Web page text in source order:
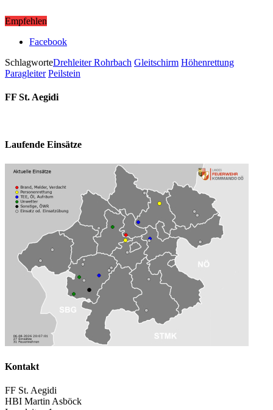
Empfehlen
Facebook
SchlagworteDrehleiter Rohrbach Gleitschirm Höhenrettung
Paragleiter Peilstein
FF St. Aegidi
Laufende Einsätze
Kontakt
FF St. Aegidi
HBI Martin Asböck